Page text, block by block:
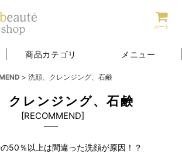
カート
商品カテゴリ メニュー
> 洗顔、クレンジング、石鹸
クレンジング、石鹸
[RECOMMEND]
50％以上は間違った洗顔が原因！？